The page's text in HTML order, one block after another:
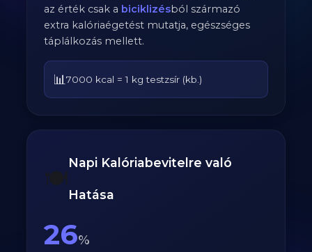
az érték csak a biciklizésból származó
extra kalóriaégetést mutatja, egészséges
táplálkozás mellett.
📊7000 kcal = 1 kg testzsír (kb.)
🍽️
Napi Kalóriabevitelre való
Hatása
26%